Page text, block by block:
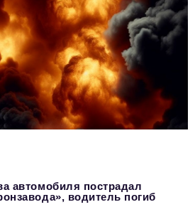
автомобиля пострадал
водитель погиб